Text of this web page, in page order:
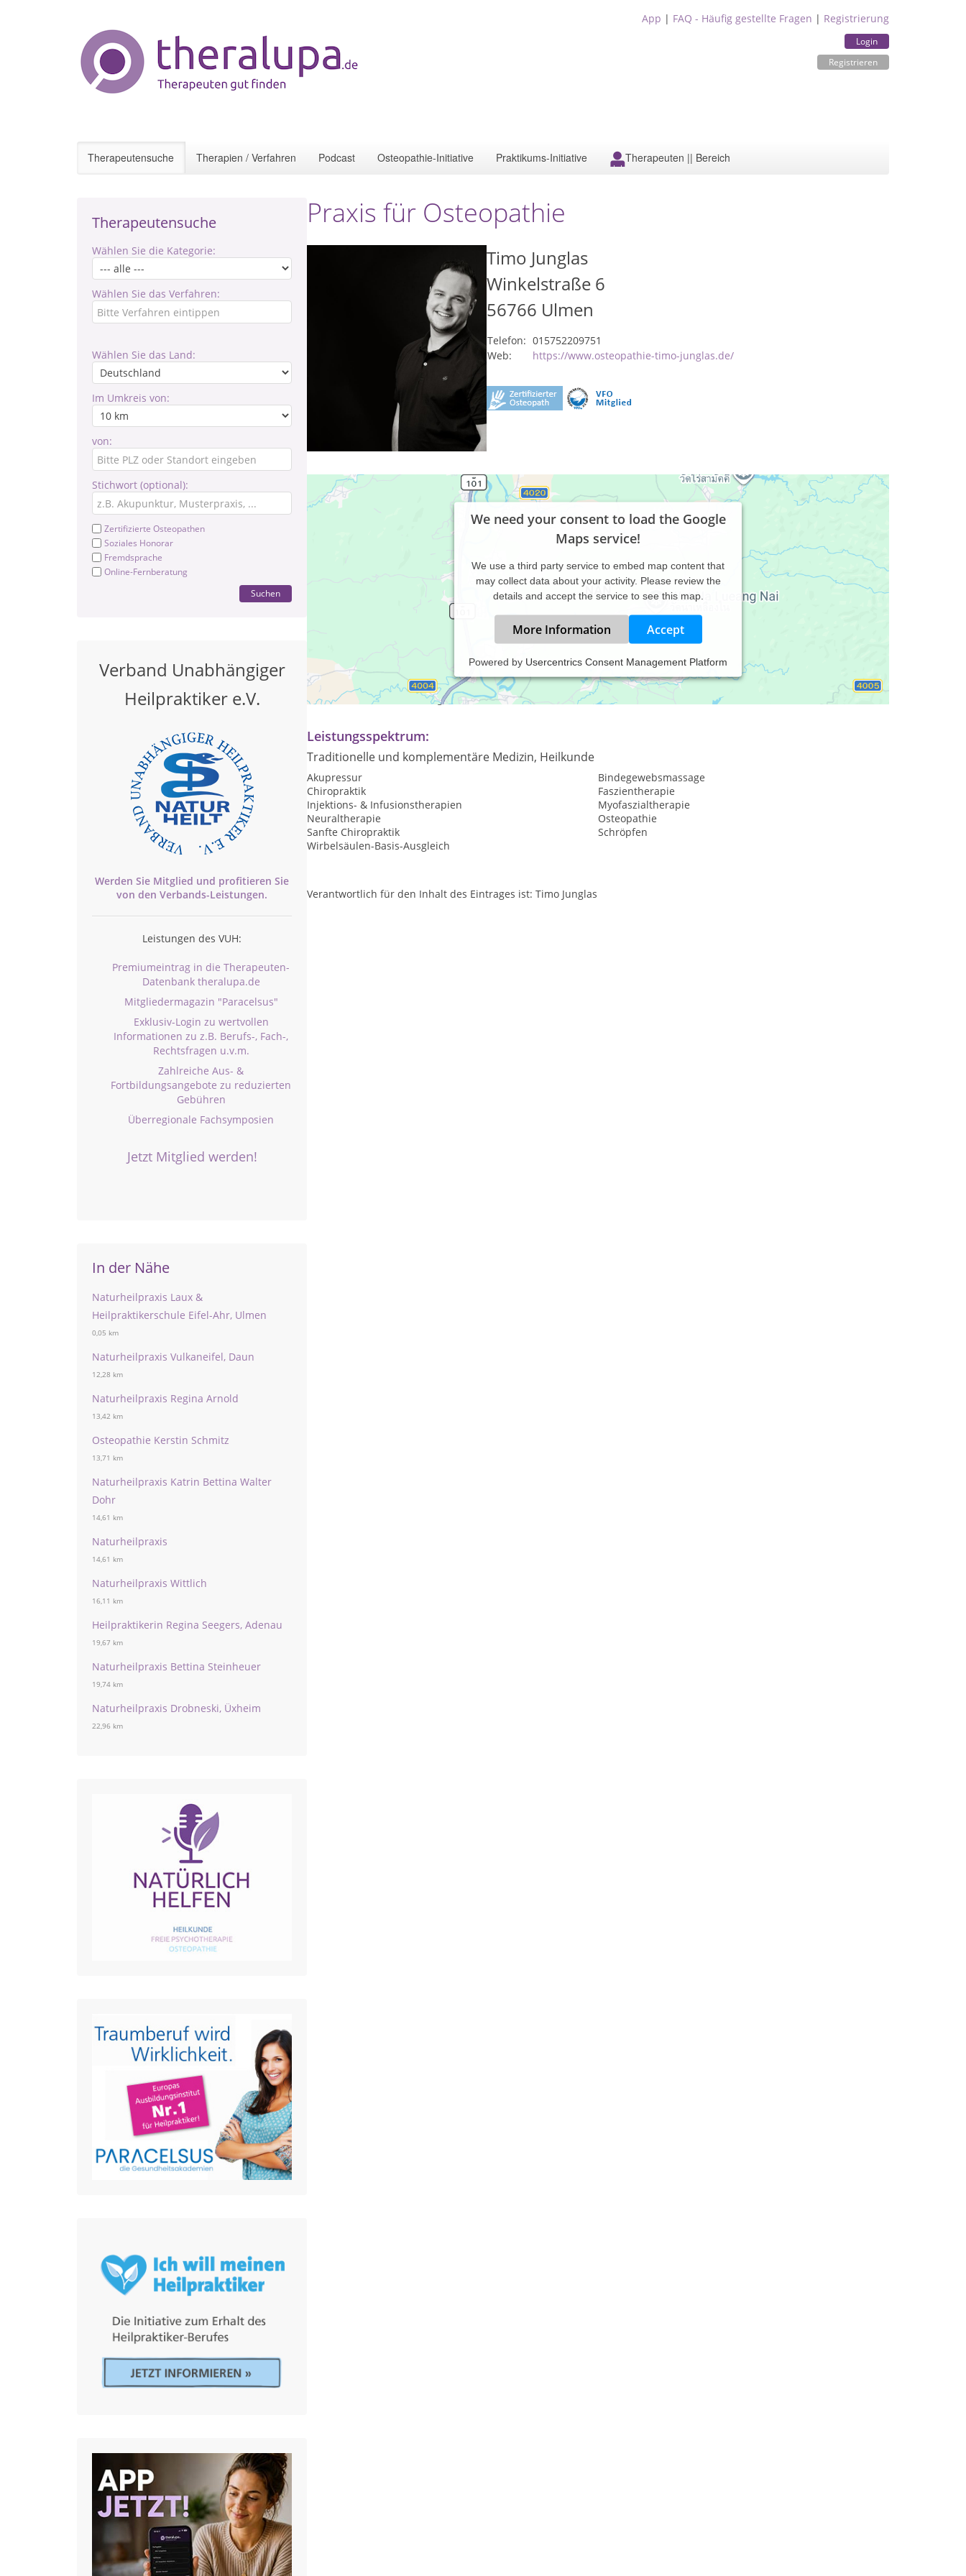
App | FAQ - Häufig gestellte Fragen | Registrierung
Login
Registrieren
Therapeutensuche Therapien / Verfahren Podcast Osteopathie-Initiative Praktikums-Initiative Therapeuten || Bereich
Therapeutensuche
Wählen Sie die Kategorie:
Wählen Sie das Verfahren:
Wählen Sie das Land:
Im Umkreis von:
von:
Stichwort (optional):
Zertifizierte Osteopathen
Soziales Honorar
Fremdsprache
Online-Fernberatung
Suchen
Verband Unabhängiger
Heilpraktiker e.V.
Werden Sie Mitglied und profitieren Sie
von den Verbands-Leistungen.
Leistungen des VUH:
Premiumeintrag in die Therapeuten-
Datenbank theralupa.de
Mitgliedermagazin "Paracelsus"
Exklusiv-Login zu wertvollen
Informationen zu z.B. Berufs-, Fach-,
Rechtsfragen u.v.m.
Zahlreiche Aus- &
Fortbildungsangebote zu reduzierten
Gebühren
Überregionale Fachsymposien
Jetzt Mitglied werden!
In der Nähe
Naturheilpraxis Laux &
Heilpraktikerschule Eifel-Ahr, Ulmen
0,05 km
Naturheilpraxis Vulkaneifel, Daun
12,28 km
Naturheilpraxis Regina Arnold
13,42 km
Osteopathie Kerstin Schmitz
13,71 km
Naturheilpraxis Katrin Bettina Walter
Dohr
14,61 km
Naturheilpraxis
14,61 km
Naturheilpraxis Wittlich
16,11 km
Heilpraktikerin Regina Seegers, Adenau
19,67 km
Naturheilpraxis Bettina Steinheuer
19,74 km
Naturheilpraxis Drobneski, Üxheim
22,96 km
Praxis für Osteopathie
Timo Junglas
Winkelstraße 6
56766 Ulmen
Telefon: 015752209751
Web:
https://www.osteopathie-timo-junglas.de/
We need your consent to load the Google
Maps service!
We use a third party service to embed map content that
may collect data about your activity. Please review the
details and accept the service to see this map.
More Information Accept
Powered by Usercentrics Consent Management Platform
Praxiszeiten:
Termine nach Vereinbarung
Leistungsspektrum:
Traditionelle und komplementäre Medizin, Heilkunde
Akupressur
Bindegewebsmassage
Chiropraktik
Faszientherapie
Injektions- & Infusionstherapien
Myofaszialtherapie
Neuraltherapie
Osteopathie
Sanfte Chiropraktik
Schröpfen
Wirbelsäulen-Basis-Ausgleich
Verantwortlich für den Inhalt des Eintrages ist: Timo Junglas